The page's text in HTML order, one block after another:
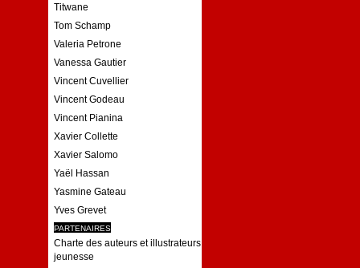
Titwane
Tom Schamp
Valeria Petrone
Vanessa Gautier
Vincent Cuvellier
Vincent Godeau
Vincent Pianina
Xavier Collette
Xavier Salomo
Yaël Hassan
Yasmine Gateau
Yves Grevet
PARTENAIRES
Charte des auteurs et illustrateurs
jeunesse